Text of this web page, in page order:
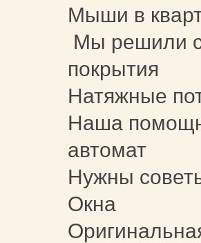
Мыши в
Мы решили
покрытия
Натяжные
Наша
автомат
Нужны
Окна